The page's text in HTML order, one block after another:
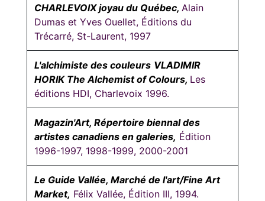
CHARLEVOIX joyau du Québec, Alain
Dumas et Yves Ouellet, Éditions du
Trécarré, St-Laurent, 1997
L'alchimiste des couleurs VLADIMIR
HORIK The Alchemist of Colours, Les
éditions HDI, Charlevoix 1996.
Magazin'Art, Répertoire biennal des
artistes canadiens en galeries, Édition
1996-1997, 1998-1999, 2000-2001
Le Guide Vallée, Marché de l'art/Fine Art
Market, Félix Vallée, Édition III, 1994.